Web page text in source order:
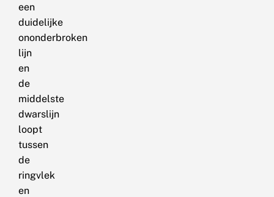
een
duidelijke
ononderbroken
lijn
en
de
middelste
dwarslijn
loopt
tussen
de
ringvlek
en